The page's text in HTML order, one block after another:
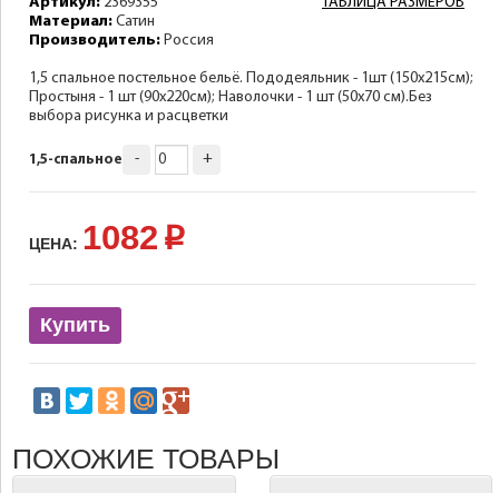
Материал: Сатин
Производитель: Россия
1,5 спальное постельное бельё. Пододеяльник - 1шт (150х215см);
Простыня - 1 шт (90х220см); Наволочки - 1 шт (50х70 см).Без
выбора рисунка и расцветки
1,5-спальное - +
ЦЕНА: 1082 p
Купить
ПОХОЖИЕ ТОВАРЫ